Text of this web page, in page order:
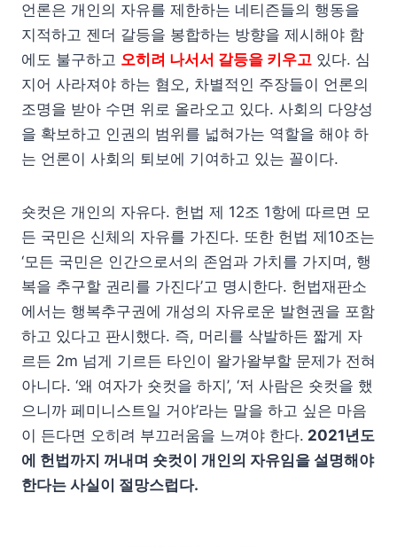
언론은 개인의 자유를 제한하는 네티즌들의 행동을
지적하고 젠더 갈등을 봉합하는 방향을 제시해야 함
에도 불구하고 오히려 나서서 갈등을 키우고 있다. 심
지어 사라져야 하는 혐오, 차별적인 주장들이 언론의
조명을 받아 수면 위로 올라오고 있다. 사회의 다양성
을 확보하고 인권의 범위를 넓혀가는 역할을 해야 하
는 언론이 사회의 퇴보에 기여하고 있는 꼴이다.
숏컷은 개인의 자유다. 헌법 제 12조 1항에 따르면 모
든 국민은 신체의 자유를 가진다. 또한 헌법 제10조는
‘모든 국민은 인간으로서의 존엄과 가치를 가지며, 행
복을 추구할 권리를 가진다’고 명시한다. 헌법재판소
에서는 행복추구권에 개성의 자유로운 발현권을 포함
하고 있다고 판시했다. 즉, 머리를 삭발하든 짧게 자
르든 2m 넘게 기르든 타인이 왈가왈부할 문제가 전혀
아니다. ‘왜 여자가 숏컷을 하지’, ‘저 사람은 숏컷을 했
으니까 페미니스트일 거야’라는 말을 하고 싶은 마음
이 든다면 오히려 부끄러움을 느껴야 한다. 2021년도
에 헌법까지 꺼내며 숏컷이 개인의 자유임을 설명해야
한다는 사실이 절망스럽다.